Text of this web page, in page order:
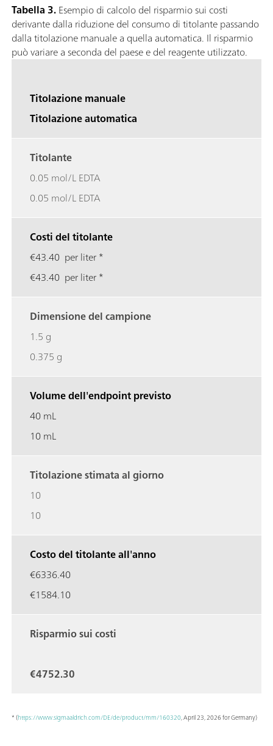
Tabella 3.Esempio di calcolo del risparmio sui costi
derivante dalla riduzione del consumo di titolante passando
dalla titolazione manuale a quella automatica. Il risparmio
può variare a seconda del paese e del reagente utilizzato.
Titolazione manuale
Titolazione automatica
Titolante
0.05 mol/L EDTA
0.05 mol/L EDTA
Costi del titolante
€43.40 per liter *
€43.40 per liter *
Dimensione del campione
1.5 g
0.375 g
Volume dell'endpoint previsto
40 mL
10 mL
Titolazione stimata al giorno
10
10
Costo del titolante all'anno
€6336.40
€1584.10
Risparmio sui costi
€4752.30
* (https://www.sigmaaldrich.com/DE/de/product/mm/160320, April 23, 2026 for Germany)